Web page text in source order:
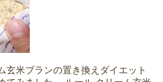
玄米ブランの置き換えダイエット